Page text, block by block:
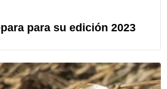
para su edición 2023